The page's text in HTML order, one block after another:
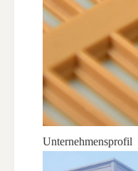
Unternehmensprofil